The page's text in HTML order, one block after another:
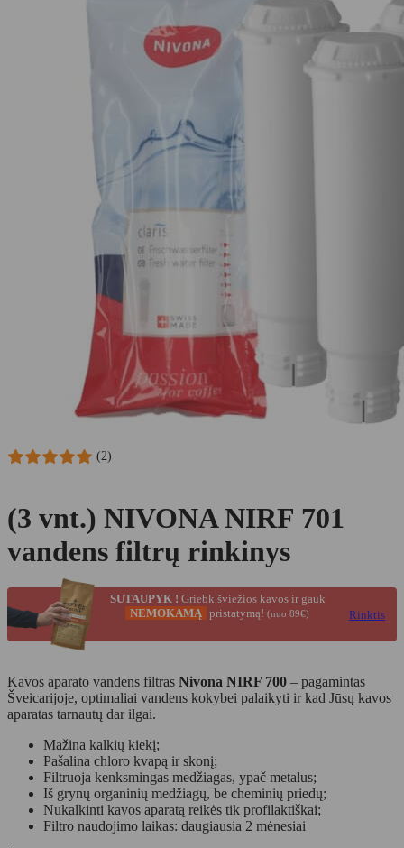
(2)
(3 vnt.) NIVONA NIRF 701
vandens filtrų rinkinys
SUTAUPYK ! Griebk šviežios kavos ir gauk
NEMOKAMĄ pristatymą! (nuo 89€) Rinktis
Kavos aparato vandens filtras Nivona NIRF 700 – pagamintas
Šveicarijoje, optimaliai vandens kokybei palaikyti ir kad Jūsų kavos
aparatas tarnautų dar ilgai.
Mažina kalkių kiekį;
Pašalina chloro kvapą ir skonį;
Filtruoja kenksmingas medžiagas, ypač metalus;
Iš grynų organinių medžiagų, be cheminių priedų;
Nukalkinti kavos aparatą reikės tik profilaktiškai;
Filtro naudojimo laikas: daugiausia 2 mėnesiai